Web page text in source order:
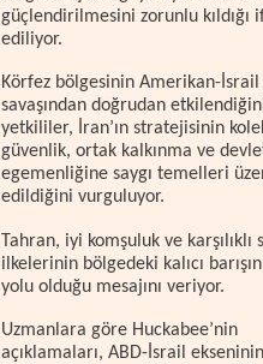
güçlendirilmesini zorunlu kıldığı
ediliyor.
Körfez bölgesinin Amerikan-İsrail
savaşından doğrudan
yetkililer, İran’ın stratejisinin
güvenlik, ortak kalkınma ve
egemenliğine saygı temelleri
edildiğini vurguluyor.
Tahran, iyi komşuluk ve karşılıklı
ilkelerinin bölgedeki kalıcı
yolu olduğu mesajını veriyor.
Uzmanlara göre Huckabee’nin
açıklamaları, ABD-İsrail